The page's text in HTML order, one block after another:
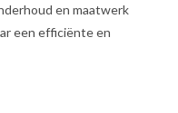
en maatwerk
een efficiënte en